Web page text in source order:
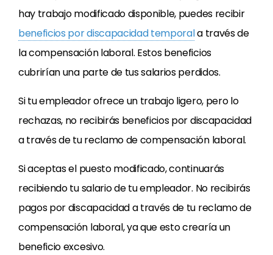
hay trabajo modificado disponible, puedes recibir
beneficios por discapacidad temporala través de
la compensación laboral. Estos beneficios
cubrirían una parte de tus salarios perdidos.
Si tu empleador ofrece un trabajo ligero, pero lo
rechazas, no recibirás beneficios por discapacidad
a través de tu reclamo de compensación laboral.
Si aceptas el puesto modificado, continuarás
recibiendo tu salario de tu empleador. No recibirás
pagos por discapacidad a través de tu reclamo de
compensación laboral, ya que esto crearía un
beneficio excesivo.